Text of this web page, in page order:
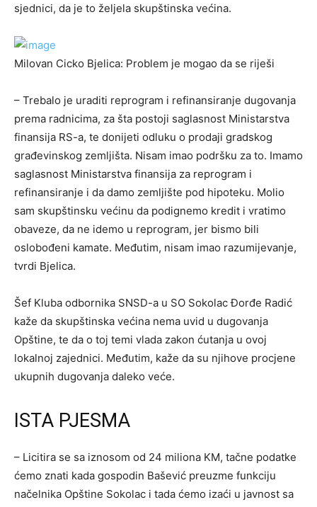
sjednici, da je to željela skupštinska većina.
Milovan Cicko Bjelica: Problem je mogao da se riješi
– Trebalo je uraditi reprogram i refinansiranje dugovanja
prema radnicima, za šta postoji saglasnost Ministarstva
finansija RS-a, te donijeti odluku o prodaji gradskog
građevinskog zemljišta. Nisam imao podršku za to. Imamo
saglasnost Ministarstva finansija za reprogram i
refinansiranje i da damo zemljište pod hipoteku. Molio
sam skupštinsku većinu da podignemo kredit i vratimo
obaveze, da ne idemo u reprogram, jer bismo bili
oslobođeni kamate. Međutim, nisam imao razumijevanje,
tvrdi Bjelica.
Šef Kluba odbornika SNSD-a u SO Sokolac Đorđe Radić
kaže da skupštinska većina nema uvid u dugovanja
Opštine, te da o toj temi vlada zakon ćutanja u ovoj
lokalnoj zajednici. Međutim, kaže da su njihove procjene
ukupnih dugovanja daleko veće.
ISTA PJESMA
– Licitira se sa iznosom od 24 miliona KM, tačne podatke
ćemo znati kada gospodin Bašević preuzme funkciju
načelnika Opštine Sokolac i tada ćemo izaći u javnost sa